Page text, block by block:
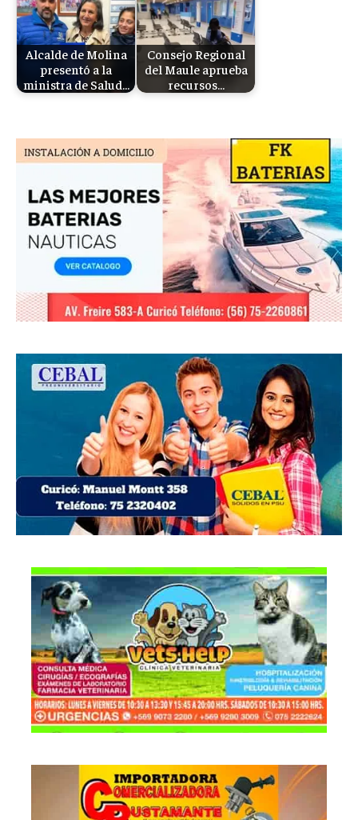
Alcalde de Molina
presentó a la
ministra de Salud…
Consejo Regional
del Maule aprueba
recursos…